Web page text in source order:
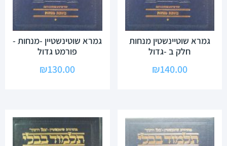
גמרא שוטיינשטין מנחות
חלק ב -גדול
₪140.00
גמרא שוטינשטיין -מנחות -
פורמט גדול
₪130.00